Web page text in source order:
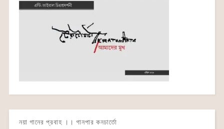
নয়া গানের প্রবাহ ।। গানপার কনচার্তো